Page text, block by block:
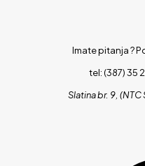
Imate pitanja ?
tel: (387) 35
Slatina br. 9, (NTC